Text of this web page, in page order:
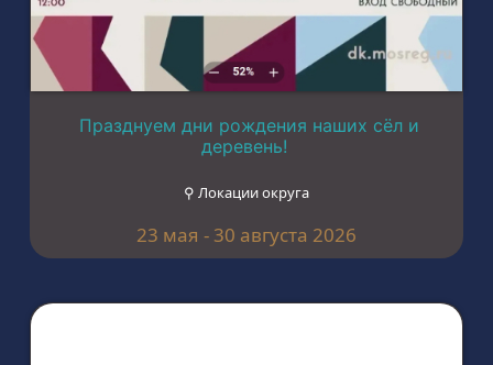
Празднуем дни рождения наших сёл и
деревень!
⚲ Локации округа
23 мая - 30 августа 2026